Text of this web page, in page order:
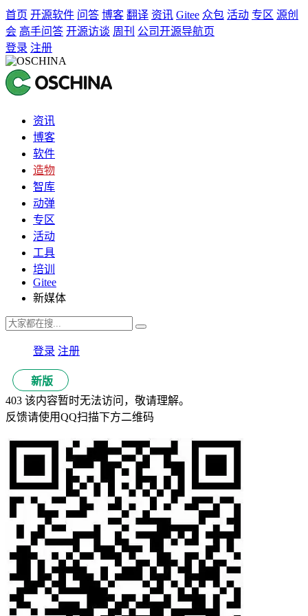
首页 开源软件 问答 博客 翻译 资讯 Gitee 众包 活动 专区 源创
会 高手问答 开源访谈 周刊 公司开源导航页
登录 注册
资讯
博客
软件
造物
智库
动弹
专区
活动
工具
培训
Gitee
新媒体
登录 注册
新版
403 该内容暂时无法访问，敬请理解。
反馈请使用QQ扫描下方二维码